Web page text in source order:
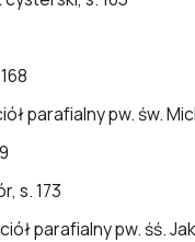
parafialny pw. św.
s. 173
parafialny pw. śś.